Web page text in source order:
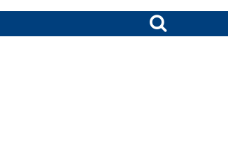
Suchen nach: